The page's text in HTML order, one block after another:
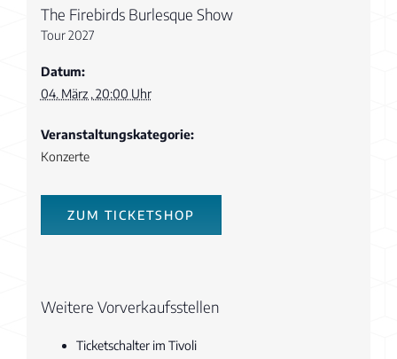
The Firebirds Burlesque Show
Tour 2027
Datum:
04. März , 20:00 Uhr
Veranstaltungskategorie:
Konzerte
ZUM TICKETSHOP
Weitere Vorverkaufsstellen
Ticketschalter im Tivoli